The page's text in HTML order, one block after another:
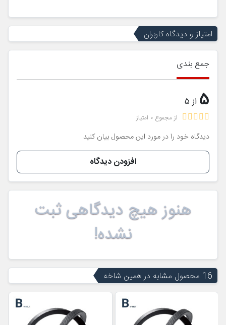
امتیاز و دیدگاه کاربران
جمع بندی
5 از 5
از مجموع 0 امتیاز
دیدگاه خود را در مورد این محصول بیان کنید
افزودن دیدگاه
هنوز هیچ دیدگاهی ثبت
نشده!
16 محصول مشابه در همین شاخه